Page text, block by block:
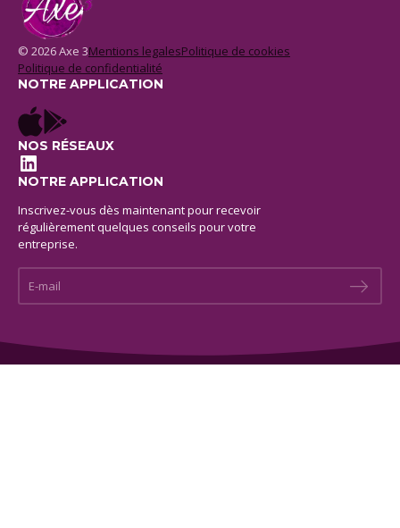
© 2026 Axe 3Mentions legalesPolitique de cookies
Politique de confidentialité
NOTRE APPLICATION
NOS RÉSEAUX
LinkedIn
NOTRE APPLICATION
Inscrivez-vous dès maintenant pour recevoir
régulièrement quelques conseils pour votre
entreprise.